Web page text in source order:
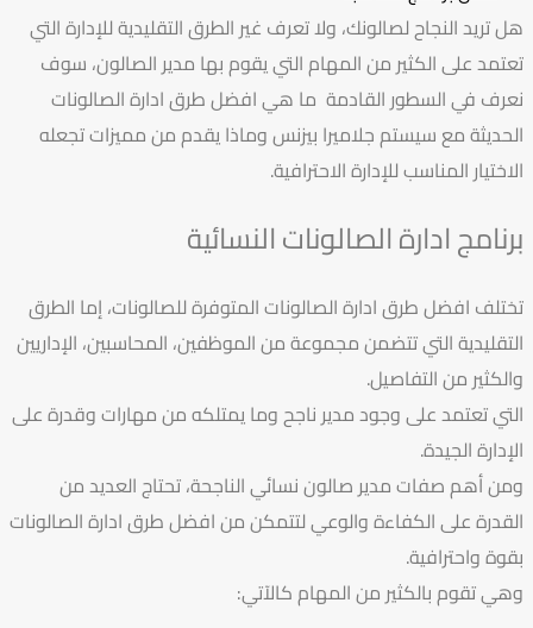
هل تريد النجاح لصالونك، ولا تعرف غير الطرق التقليدية للإدارة التي
تعتمد على الكثير من المهام التي يقوم بها مدير الصالون، سوف
نعرف في السطور القادمة ما هي افضل طرق ادارة الصالونات
الحديثة مع سيستم جلاميرا بيزنس وماذا يقدم من مميزات تجعله
الاختيار المناسب للإدارة الاحترافية.
برنامج ادارة الصالونات النسائية
تختلف افضل طرق ادارة الصالونات المتوفرة للصالونات، إما الطرق
التقليدية التي تتضمن مجموعة من الموظفين، المحاسبين، الإداريين
والكثير من التفاصيل.
التي تعتمد على وجود مدير ناجح وما يمتلكه من مهارات وقدرة على
الإدارة الجيدة.
ومن أهم صفات مدير صالون نسائي الناجحة، تحتاج العديد من
القدرة على الكفاءة والوعي لتتمكن من افضل طرق ادارة الصالونات
بقوة واحترافية.
وهي تقوم بالكثير من المهام كالآتي: